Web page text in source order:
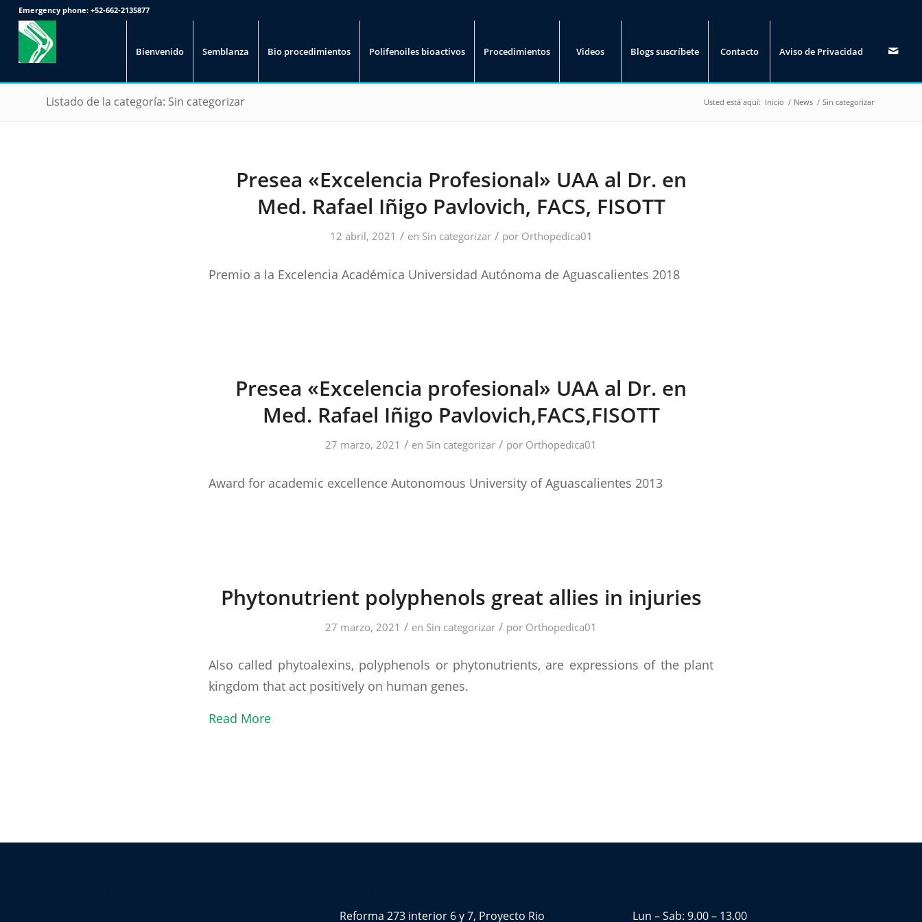
Emergency phone: +52-662-2135877
Bienvenido Semblanza Bio procedimientos Polifenoiles bioactivos Procedimientos Videos Blogs suscríbete Contacto Aviso de Privacidad
Listado de la categoría: Sin categorizar Usted está aquí: Inicio / News / Sin categorizar
Presea «Excelencia Profesional» UAA al Dr. en
Med. Rafael Iñigo Pavlovich, FACS, FISOTT
12 abril, 2021 / en Sin categorizar / por Orthopedica01
Premio a la Excelencia Académica Universidad Autónoma de Aguascalientes 2018
Presea «Excelencia profesional» UAA al Dr. en
Med. Rafael Iñigo Pavlovich,FACS,FISOTT
27 marzo, 2021 / en Sin categorizar / por Orthopedica01
Award for academic excellence Autonomous University of Aguascalientes 2013
Phytonutrient polyphenols great allies in injuries
27 marzo, 2021 / en Sin categorizar / por Orthopedica01
Also called phytoalexins, polyphenols or phytonutrients, are expressions of the plant
kingdom that act positively on human genes.
Read More
Reforma 273 interior 6 y 7, Proyecto Rio Lun – Sab: 9.00 – 13.00